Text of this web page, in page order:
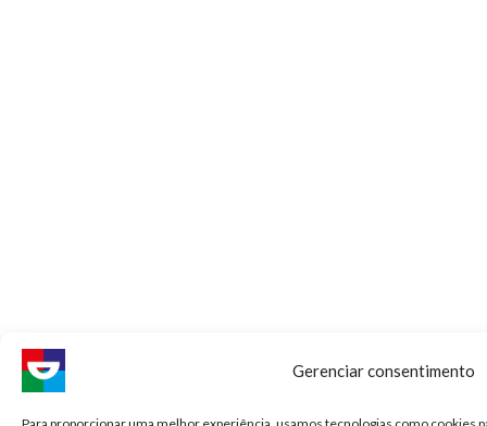
Gerenciar consentimento